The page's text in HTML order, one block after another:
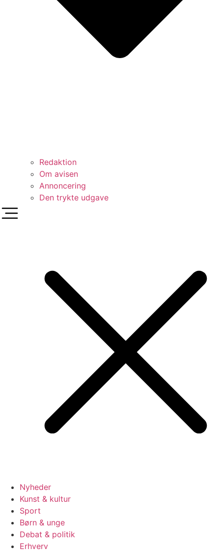
Redaktion
Om avisen
Annoncering
Den trykte udgave
Nyheder
Kunst & kultur
Sport
Børn & unge
Debat & politik
Erhverv